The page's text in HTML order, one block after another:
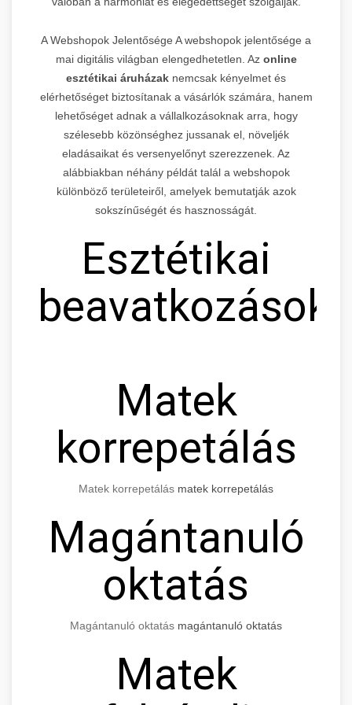
A Webshopok Jelentősége A webshopok jelentősége a
mai digitális világban elengedhetetlen. Az online
esztétikai áruházak nemcsak kényelmet és
elérhetőséget biztosítanak a vásárlók számára, hanem
lehetőséget adnak a vállalkozásoknak arra, hogy
szélesebb közönséghez jussanak el, növeljék
eladásaikat és versenyelőnyt szerezzenek. Az
alábbiakban néhány példát talál a webshopok
különböző területeiről, amelyek bemutatják azok
sokszínűségét és hasznosságát.
Esztétikai
beavatkozások
Matek
korrepetálás
Matek korrepetálás matek korrepetálás
Magántanuló
oktatás
Magántanuló oktatás magántanuló oktatás
Matek